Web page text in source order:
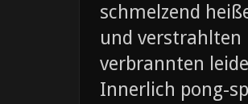
schmelzend
und verstrahlten
verbrannten
Innerlich pong-